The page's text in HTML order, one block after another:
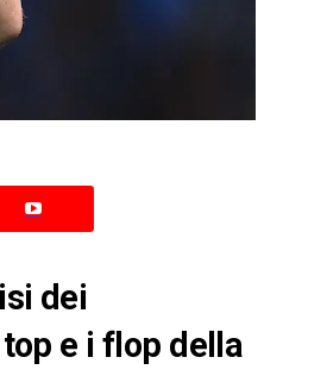
dei
e i flop della